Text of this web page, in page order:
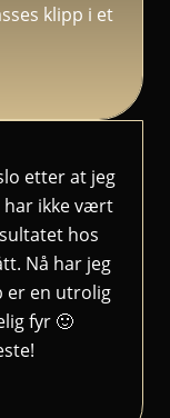
klipp i et
etter at jeg
har ikke vært
hos
Nå har jeg
er en utrolig
fyr 🙂